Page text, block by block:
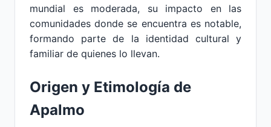
mundial es moderada, su impacto en las
comunidades donde se encuentra es notable,
formando parte de la identidad cultural y
familiar de quienes lo llevan.
Origen y Etimología de
Apalmo